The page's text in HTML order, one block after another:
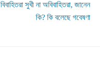
বিবাহিতরা সুখী না অবিবাহিতরা, জানেন
কি? কি বলেছে গবেষণা